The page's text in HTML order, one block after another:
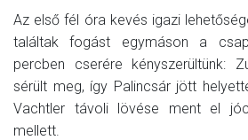
Az első fél óra kevés igazi
találtak fogást egymáson a
percben cserére kényszerültünk:
sérült meg, így Palincsár jött
Vachtler távoli lövése ment el
mellett.